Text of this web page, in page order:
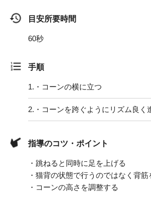
目安所要時間
60秒
手順
1. ・コーンの横に立つ
2. ・コーンを跨ぐようにリズム良く
指導のコツ・ポイント
・跳ねると同時に足を上げる
・猫背の状態で行うのではなく背
・コーンの高さを調整する